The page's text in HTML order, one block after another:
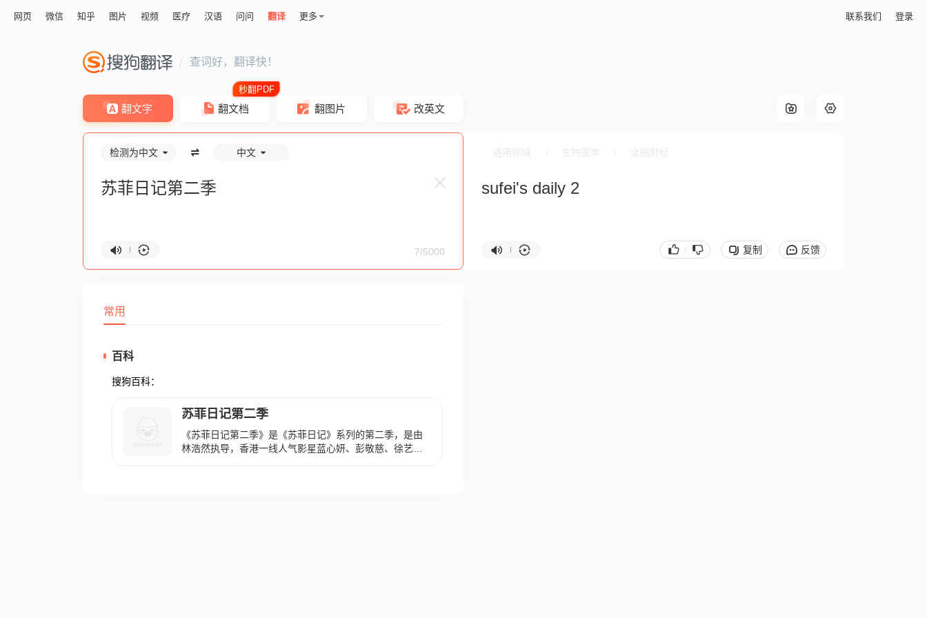
网页 微信 知乎 图片 视频 医疗 汉语 问问 翻译 更多 联系我们 登录
查词好，翻译快！
翻文字 翻文档 翻图片 改英文
检测为中文 中文
7/5000
sufei's daily 2
复制 反馈
常用
百科
搜狗百科：
苏菲日记第二季
《苏菲日记第二季》是《苏菲日记》系列的第二季，是由
林浩然执导，香港一线人气影星蓝心妍、彭敬慈、徐艺